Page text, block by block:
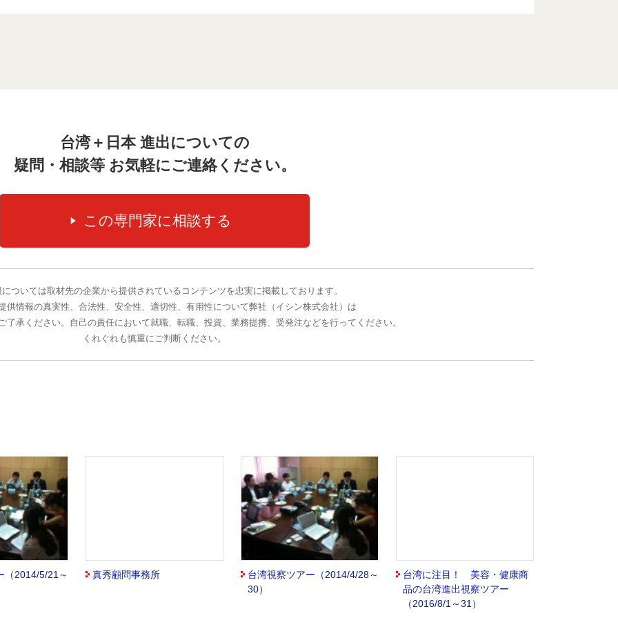
台湾＋日本 進出についての
疑問・相談等 お気軽にご連絡ください。
ついては取材先の企業から提供されているコンテンツを忠実に掲載しております。
供情報の真実性、合法性、安全性、適切性、有用性について弊社（イシン株式会社）は
了承ください。自己の責任において就職、転職、投資、業務提携、受発注などを行ってください。
くれぐれも慎重にご判断ください。
（2014/5/21～
真秀顧問事務所
台湾視察ツアー（2014/4/28～
30）
台湾に注目！ 美容・健康商
品の台湾進出視察ツアー
（2016/8/1～31）